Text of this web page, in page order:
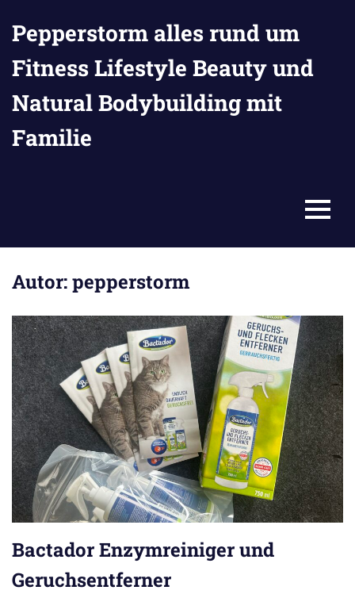
Inhalt
springen
Pepperstorm alles rund um
Fitness Lifestyle Beauty und
Natural Bodybuilding mit
Familie
MENU
Autor:pepperstorm
Bactador Enzymreiniger und
Geruchsentferner